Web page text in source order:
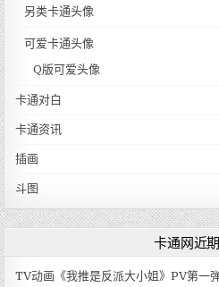
另类卡通头像
可爱卡通头像
Q版可爱头像
卡通对白
卡通资讯
插画
斗图
卡通网近
TV动画《我推是反派大小姐》PV第一